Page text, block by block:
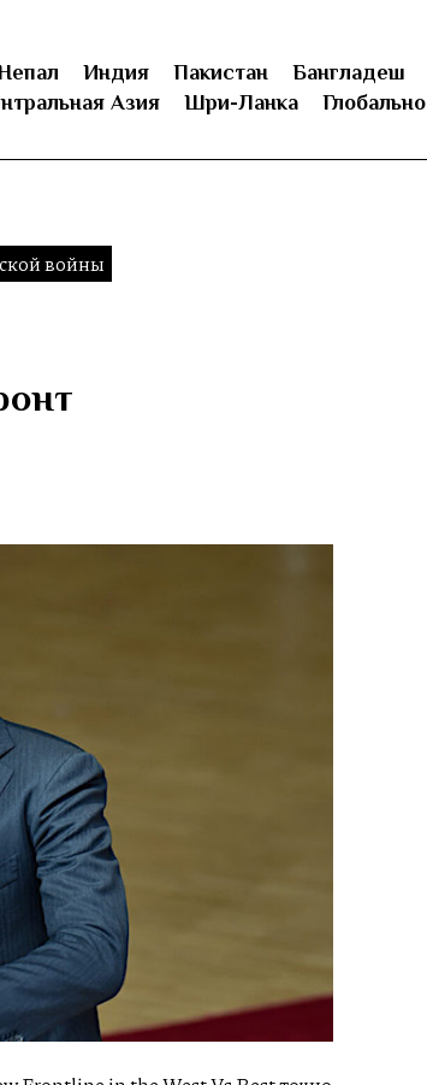
Индия Пакистан Бангладеш
Азия Шри-Ланка Глобально
войны